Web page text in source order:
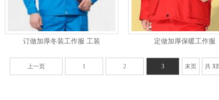
订做加厚冬装工作服 工装 定做加厚保暖工作服
上一页 1 2 3 末页 共 3